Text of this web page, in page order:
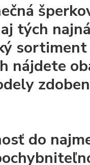
tých
nájdete
do